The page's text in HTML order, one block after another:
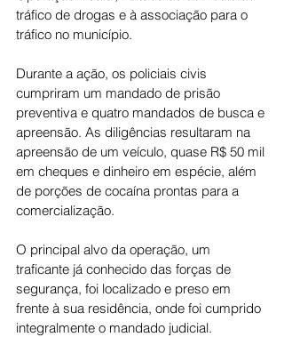
tráfico de drogas e à associação para o
tráfico no município.
Durante a ação, os policiais civis
cumpriram um mandado de prisão
preventiva e quatro mandados de busca e
apreensão. As diligências resultaram na
apreensão de um veículo, quase R$ 50 mil
em cheques e dinheiro em espécie, além
de porções de cocaína prontas para a
comercialização.
O principal alvo da operação, um
traficante já conhecido das forças de
segurança, foi localizado e preso em
frente à sua residência, onde foi cumprido
integralmente o mandado judicial.